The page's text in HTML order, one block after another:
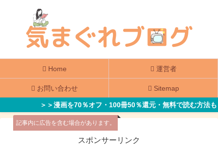
Home 運営者
お問い合わせ Sitemap
＞＞漫画を70％オフ・100冊50％還元・無料で読む方法も
記事内に広告を含む場合があります。
スポンサーリンク